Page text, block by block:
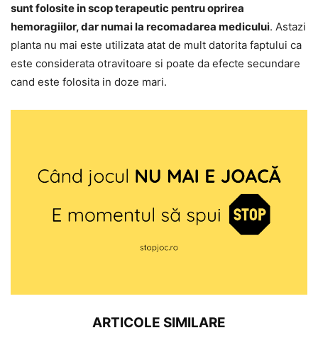
sunt folosite in scop terapeutic pentru oprirea
hemoragiilor, dar numai la recomadarea medicului. Astazi
planta nu mai este utilizata atat de mult datorita faptului ca
este considerata otravitoare si poate da efecte secundare
cand este folosita in doze mari.
ARTICOLE SIMILARE